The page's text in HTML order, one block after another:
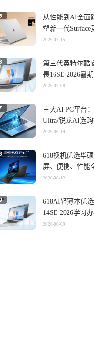
从性能到AI全面
塑新一代Surface
2026-07-15
第三代英特尔酷
畏16SE 2026暑
机搞定
2026-07-08
三大AI PC平台
Ultra/锐龙AI选
2026-06-19
618换机优选华
屏、便携、性能
2026-06-12
618AI轻薄本优
14SE 2026学习
2026-06-09